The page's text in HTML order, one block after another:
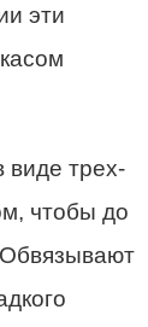
эти
трех-
чтобы до